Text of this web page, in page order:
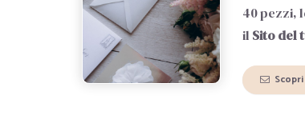
40 pezzi,
il Sito del